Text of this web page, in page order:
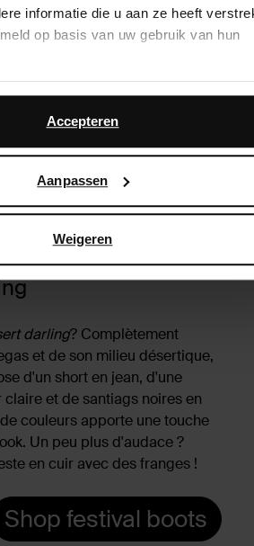
informatie die u aan ze heeft
op basis van uw gebruik van hun
samen met Google voor advertentie-
informatie over hoe Google uw
vindt u op
Accepteren
Aanpassen
Weigeren
darling? Complètement
et de son milieu désertique,
d'un short en jean, d'une
et de santiags noires en
couleurs apporte une touche
Un peu plus d'audace ?
en cuir avec des franges !
Shop festival boots